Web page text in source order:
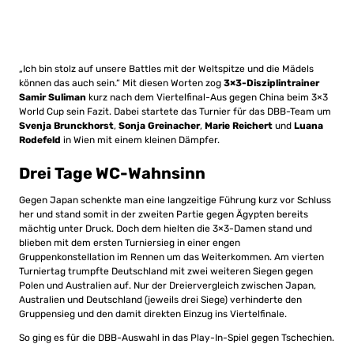
„Ich bin stolz auf unsere Battles mit der Weltspitze und die Mädels
können das auch sein.“ Mit diesen Worten zog 3×3-Disziplintrainer
Samir Suliman kurz nach dem Viertelfinal-Aus gegen China beim 3×3
World Cup sein Fazit. Dabei startete das Turnier für das DBB-Team um
Svenja Brunckhorst, Sonja Greinacher, Marie Reichert und Luana
Rodefeld in Wien mit einem kleinen Dämpfer.
Drei Tage WC-Wahnsinn
Gegen Japan schenkte man eine langzeitige Führung kurz vor Schluss
her und stand somit in der zweiten Partie gegen Ägypten bereits
mächtig unter Druck. Doch dem hielten die 3×3-Damen stand und
blieben mit dem ersten Turniersieg in einer engen
Gruppenkonstellation im Rennen um das Weiterkommen. Am vierten
Turniertag trumpfte Deutschland mit zwei weiteren Siegen gegen
Polen und Australien auf. Nur der Dreiervergleich zwischen Japan,
Australien und Deutschland (jeweils drei Siege) verhinderte den
Gruppensieg und den damit direkten Einzug ins Viertelfinale.
So ging es für die DBB-Auswahl in das Play-In-Spiel gegen Tschechien.